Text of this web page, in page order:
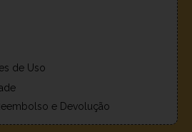
de Uso
e Devolução